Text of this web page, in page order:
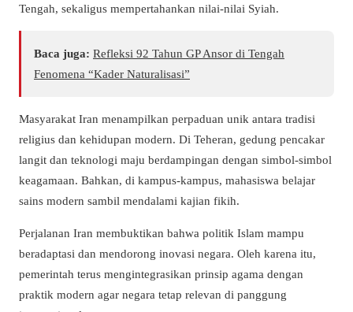
Tengah, sekaligus mempertahankan nilai-nilai Syiah.
Baca juga: Refleksi 92 Tahun GP Ansor di Tengah
Fenomena “Kader Naturalisasi”
Masyarakat Iran menampilkan perpaduan unik antara tradisi
religius dan kehidupan modern. Di Teheran, gedung pencakar
langit dan teknologi maju berdampingan dengan simbol-simbol
keagamaan. Bahkan, di kampus-kampus, mahasiswa belajar
sains modern sambil mendalami kajian fikih.
Perjalanan Iran membuktikan bahwa politik Islam mampu
beradaptasi dan mendorong inovasi negara. Oleh karena itu,
pemerintah terus mengintegrasikan prinsip agama dengan
praktik modern agar negara tetap relevan di panggung